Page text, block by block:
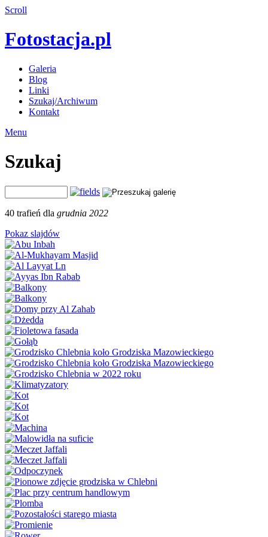
Scroll
Fotostacja.pl
Galeria
Blog
Linki
Szukaj/Archiwum
Kontakt
Menu
Szukaj
40 trafień dla grudnia 2022
Pokaz slajdów